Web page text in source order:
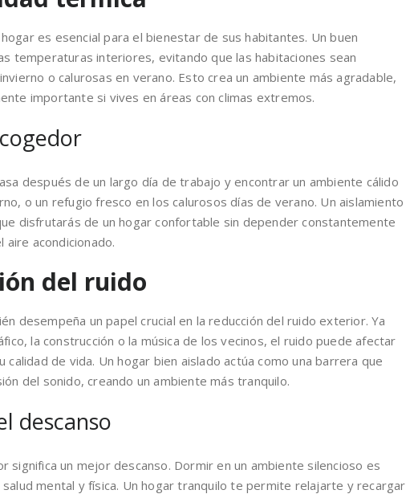
es esencial para el bienestar de sus habitantes. Un buen
temperaturas interiores, evitando que las habitaciones sean
o calurosas en verano. Esto crea un ambiente más agradable,
importante si vives en áreas con climas extremos.
después de un largo día de trabajo y encontrar un ambiente cálido
o un refugio fresco en los calurosos días de verano. Un aislamiento
disfrutarás de un hogar confortable sin depender constantemente
aire acondicionado.
del ruido
desempeña un papel crucial en la reducción del ruido exterior. Ya
la construcción o la música de los vecinos, el ruido puede afectar
calidad de vida. Un hogar bien aislado actúa como una barrera que
del sonido, creando un ambiente más tranquilo.
descanso
significa un mejor descanso. Dormir en un ambiente silencioso es
salud mental y física. Un hogar tranquilo te permite relajarte y recargar